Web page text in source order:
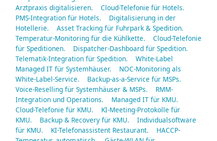
Arztpraxis digitalisieren.
Cloud-Telefonie für Hotels.
PMS-Integration für Hotels.
Digitalisierung in der
Hotellerie.
Asset Tracking für Fuhrpark & Spedition.
Temperatur-Monitoring für die Kühlkette.
Cloud-Telefonie
für Speditionen.
Dispatcher-Dashboard für Spedition.
Telematik-Integration für Spedition.
White-Label
Managed IT für Systemhäuser.
NOC-Monitoring als
White-Label-Service.
Backup-as-a-Service für MSPs.
Voice-Reselling für Systemhäuser & MSPs.
RMM-
Integration und Operations.
Managed IT für KMU.
Cloud-Telefonie für KMU.
KI-Meeting-Protokolle für
KMU.
Backup & Recovery für KMU.
Individualsoftware
für KMU.
KI-Telefonassistent Restaurant.
HACCP-